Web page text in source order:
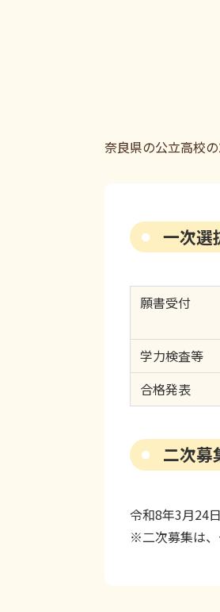
奈良県の公立高校
一次選
願書受付
学力検査等
合格発表
二次募
令和8年3月24
※二次募集は、